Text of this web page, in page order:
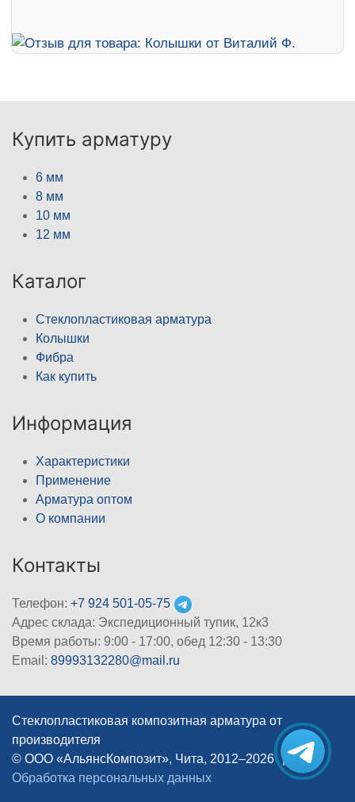
Купить арматуру
6 мм
8 мм
10 мм
12 мм
Каталог
Стеклопластиковая арматура
Колышки
Фибра
Как купить
Информация
Характеристики
Применение
Арматура оптом
О компании
Контакты
Телефон: +7 924 501-05-75
Адрес склада: Экспедиционный тупик, 12к3
Время работы: 9:00 - 17:00, обед 12:30 - 13:30
Email: 89993132280@mail.ru
Стеклопластиковая композитная арматура от
производителя
© ООО «АльянсКомпозит», Чита, 2012–2026 |
Обработка персональных данных